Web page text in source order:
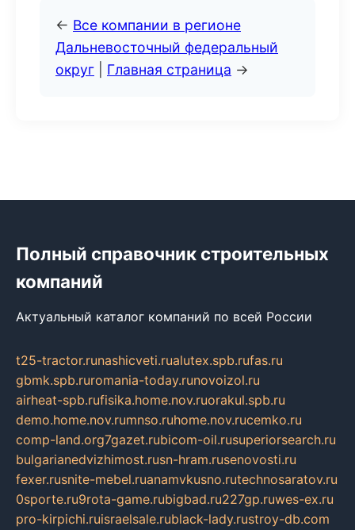
← Все компании в регионе
Дальневосточный федеральный
округ
Главная страница →
Полный справочник строительных
компаний
Актуальный каталог компаний по всей России
t25-tractor.runashicveti.rualutex.spb.rufas.ru
gbmk.spb.ruromania-today.runovoizol.ru
airheat-spb.rufisika.home.nov.ruorakul.spb.ru
demo.home.nov.rumnso.ruhome.nov.rucemko.ru
comp-land.org7gazet.rubicom-oil.rusuperiorsearch.ru
bulgarianedvizhimost.rusn-hram.rusenovosti.ru
fexer.rusnite-mebel.ruanamvkusno.rutechnosaratov.ru
0sporte.ru9rota-game.rubigbad.ru227gp.ruwes-ex.ru
pro-kirpichi.ruisraelsale.rublack-lady.rustroy-db.com